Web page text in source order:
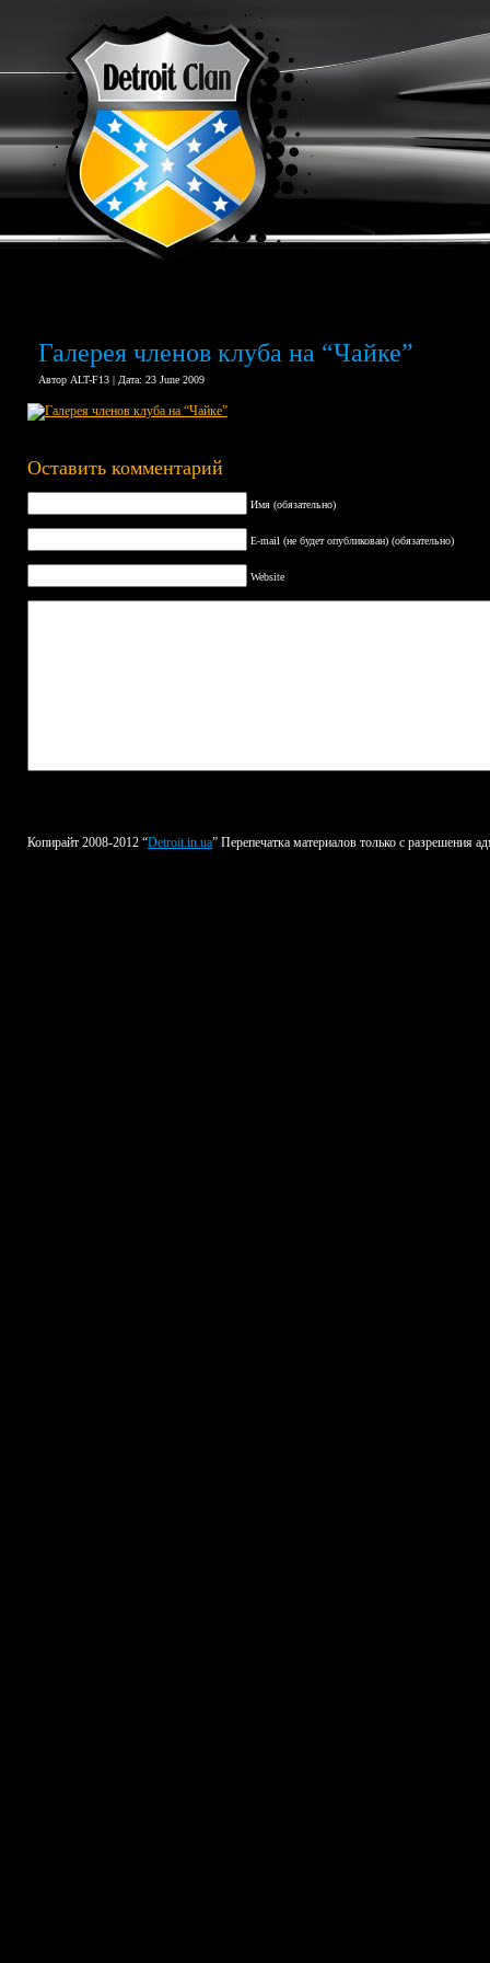
Галерея членов клуба на “Чайке”
Автор ALT-F13 | Дата: 23 June 2009
Оставить комментарий
Имя (обязательно)
E-mail (не будет опубликован) (обязательно)
Website
Копирайт 2008-2012 “Detroit.in.ua” Перепечатка материалов только с разрешения